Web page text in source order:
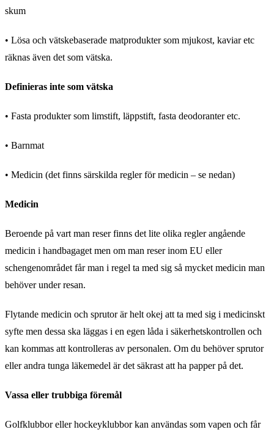
skum
• Lösa och vätskebaserade matprodukter som mjukost, kaviar etc
räknas även det som vätska.
Definieras inte som vätska
• Fasta produkter som limstift, läppstift, fasta deodoranter etc.
• Barnmat
• Medicin (det finns särskilda regler för medicin – se nedan)
Medicin
Beroende på vart man reser finns det lite olika regler angående
medicin i handbagaget men om man reser inom EU eller
schengenområdet får man i regel ta med sig så mycket medicin man
behöver under resan.
Flytande medicin och sprutor är helt okej att ta med sig i medicinskt
syfte men dessa ska läggas i en egen låda i säkerhetskontrollen och
kan kommas att kontrolleras av personalen. Om du behöver sprutor
eller andra tunga läkemedel är det säkrast att ha papper på det.
Vassa eller trubbiga föremål
Golfklubbor eller hockeyklubbor kan användas som vapen och får